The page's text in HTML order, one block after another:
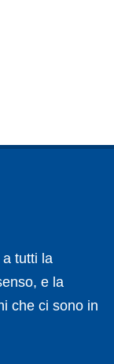
tutti la
e la
che ci sono in